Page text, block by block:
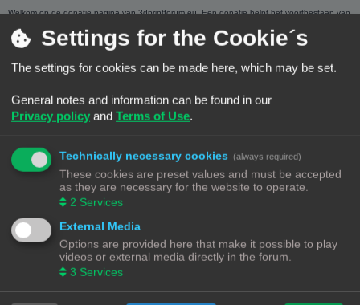
Welkom op de donatie pagina van 3dprintforum.eu. Een donatie helpt het voortbestaan van
Dank, Het beheer.
3dprintforum.eu
DONATIE STATISTIEKEN
We hebben136,01 € ontvangen in donaties.
Forumoverzicht Contact
© Copyright ! - 3dprintforum.eu
Alle Rechten Voorbehouden
Settings for the Cookie´s
The settings for cookies can be made here, which may be set.
General notes and information can be found in our
Privacy policy and Terms of Use.
Technically necessary cookies (always required)
These cookies are preset values and must be accepted
as they are necessary for the website to operate.
2 Services
External Media
Options are provided here that make it possible to play
videos or external media directly in the forum.
3 Services